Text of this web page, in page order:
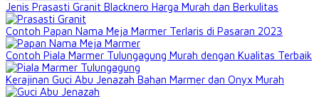
Jenis Prasasti Granit Blacknero Harga Murah dan Berkulitas
Contoh Papan Nama Meja Marmer Terlaris di Pasaran 2023
Contoh Piala Marmer Tulungagung Murah dengan Kualitas Terbaik
Kerajinan Guci Abu Jenazah Bahan Marmer dan Onyx Murah